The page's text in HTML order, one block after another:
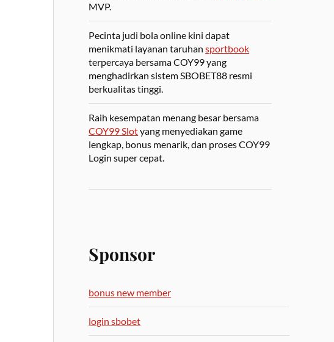
MVP.
Pecinta judi bola online kini dapat
menikmati layanan taruhansportbook
terpercaya bersama COY99 yang
menghadirkan sistem SBOBET88 resmi
berkualitas tinggi.
Raih kesempatan menang besar bersama
COY99 Slotyang menyediakan game
lengkap, bonus menarik, dan proses COY99
Login super cepat.
Sponsor
bonus new member
login sbobet